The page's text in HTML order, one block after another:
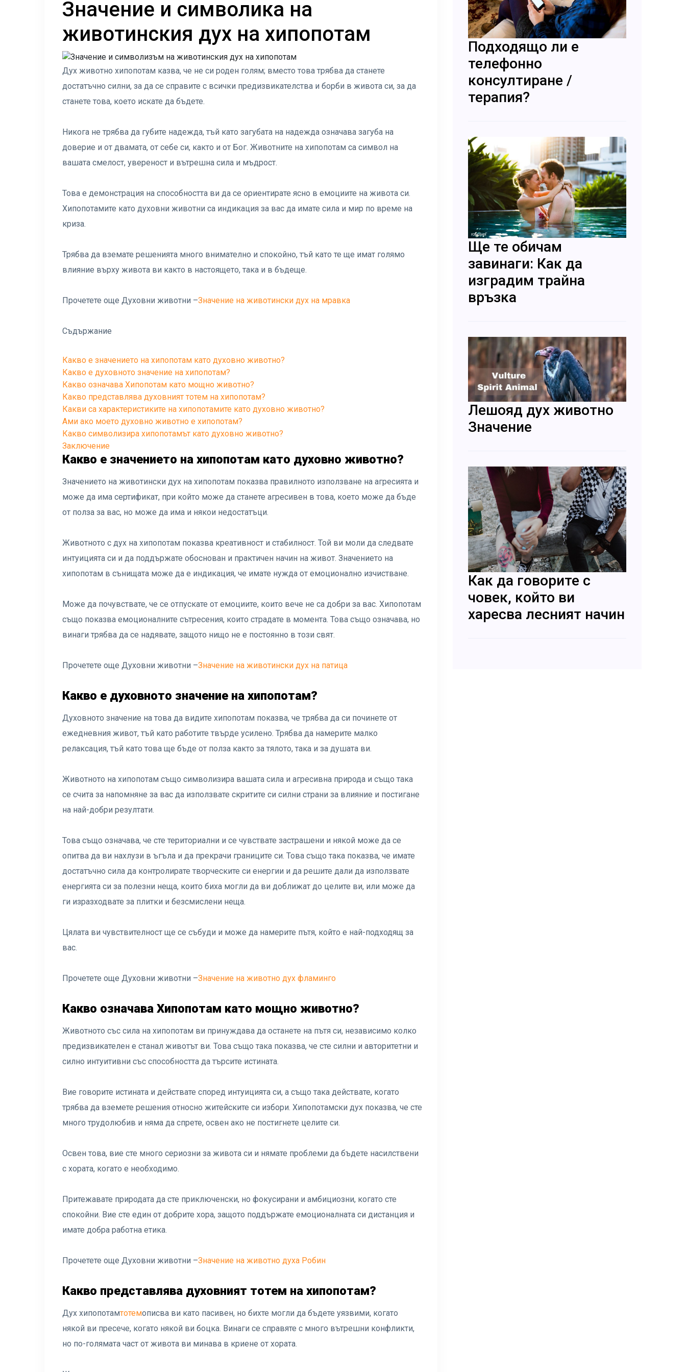
Значение и символика на
животинския дух на хипопотам
Дух животно хипопотам казва, че не си роден голям; вместо това трябва да станете
достатъчно силни, за да се справите с всички предизвикателства и борби в живота си, за да
станете това, което искате да бъдете.
Никога не трябва да губите надежда, тъй като загубата на надежда означава загуба на
доверие и от двамата, от себе си, както и от Бог. Животните на хипопотам са символ на
вашата смелост, увереност и вътрешна сила и мъдрост.
Това е демонстрация на способността ви да се ориентирате ясно в емоциите на живота си.
Хипопотамите като духовни животни са индикация за вас да имате сила и мир по време на
криза.
Трябва да вземате решенията много внимателно и спокойно, тъй като те ще имат голямо
влияние върху живота ви както в настоящето, така и в бъдеще.
Прочетете още Духовни животни –Значение на животински дух на мравка
Съдържание
Какво е значението на хипопотам като духовно животно?
Какво е духовното значение на хипопотам?
Какво означава Хипопотам като мощно животно?
Какво представлява духовният тотем на хипопотам?
Какви са характеристиките на хипопотамите като духовно животно?
Ами ако моето духовно животно е хипопотам?
Какво символизира хипопотамът като духовно животно?
Заключение
Какво е значението на хипопотам като духовно животно?
Значението на животински дух на хипопотам показва правилното използване на агресията и
може да има сертификат, при който може да станете агресивен в това, което може да бъде
от полза за вас, но може да има и някои недостатъци.
Животното с дух на хипопотам показва креативност и стабилност. Той ви моли да следвате
интуицията си и да поддържате обоснован и практичен начин на живот. Значението на
хипопотам в сънищата може да е индикация, че имате нужда от емоционално изчистване.
Може да почувствате, че се отпускате от емоциите, които вече не са добри за вас. Хипопотам
също показва емоционалните сътресения, които страдате в момента. Това също означава, но
винаги трябва да се надявате, защото нищо не е постоянно в този свят.
Прочетете още Духовни животни –Значение на животински дух на патица
Какво е духовното значение на хипопотам?
Духовното значение на това да видите хипопотам показва, че трябва да си починете от
ежедневния живот, тъй като работите твърде усилено. Трябва да намерите малко
релаксация, тъй като това ще бъде от полза както за тялото, така и за душата ви.
Животното на хипопотам също символизира вашата сила и агресивна природа и също така
се счита за напомняне за вас да използвате скритите си силни страни за влияние и постигане
на най-добри резултати.
Това също означава, че сте териториални и се чувствате застрашени и някой може да се
опитва да ви нахлузи в ъгъла и да прекрачи границите си. Това също така показва, че имате
достатъчно сила да контролирате творческите си енергии и да решите дали да използвате
енергията си за полезни неща, които биха могли да ви доближат до целите ви, или може да
ги изразходвате за плитки и безсмислени неща.
Цялата ви чувствителност ще се събуди и може да намерите пътя, който е най-подходящ за
вас.
Прочетете още Духовни животни –Значение на животно дух фламинго
Какво означава Хипопотам като мощно животно?
Животното със сила на хипопотам ви принуждава да останете на пътя си, независимо колко
предизвикателен е станал животът ви. Това също така показва, че сте силни и авторитетни и
силно интуитивни със способността да търсите истината.
Вие говорите истината и действате според интуицията си, а също така действате, когато
трябва да вземете решения относно житейските си избори. Хипопотамски дух показва, че сте
много трудолюбив и няма да спрете, освен ако не постигнете целите си.
Освен това, вие сте много сериозни за живота си и нямате проблеми да бъдете насилствени
с хората, когато е необходимо.
Притежавате природата да сте приключенски, но фокусирани и амбициозни, когато сте
спокойни. Вие сте един от добрите хора, защото поддържате емоционалната си дистанция и
имате добра работна етика.
Прочетете още Духовни животни –Значение на животно духа Робин
Какво представлява духовният тотем на хипопотам?
Дух хипопотамтотемописва ви като пасивен, но бихте могли да бъдете уязвими, когато
някой ви пресече, когато някой ви боцка. Винаги се справяте с много вътрешни конфликти,
но по-голямата част от живота ви минава в криене от хората.
Подходящо ли е
телефонно
консултиране /
терапия?
Ще те обичам
завинаги: Как да
изградим трайна
връзка
Лешояд дух животно
Значение
Как да говорите с
човек, който ви
харесва лесният начин